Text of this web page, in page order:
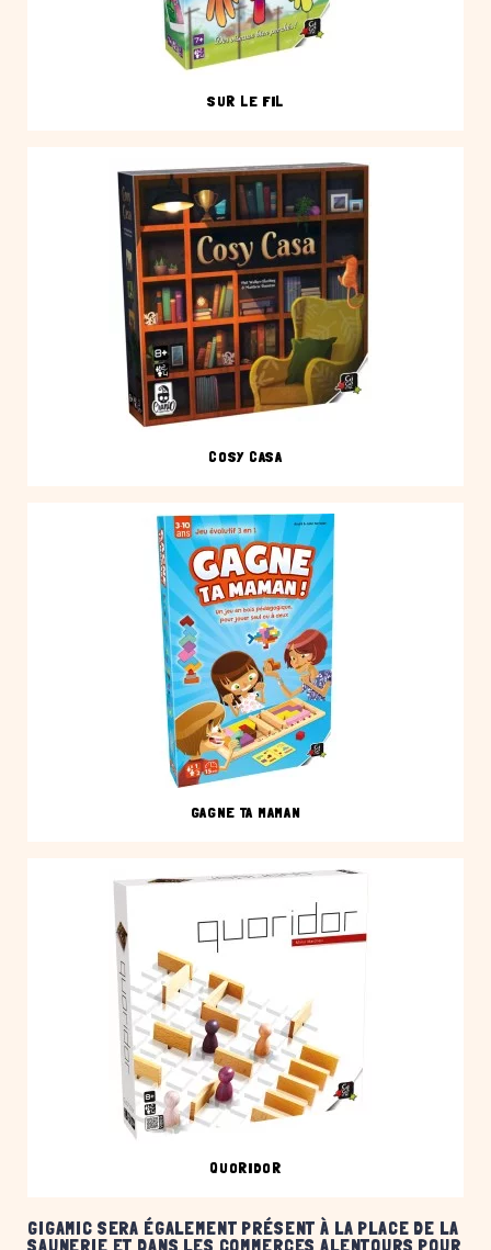
SUR LE FIL
COSY CASA
GAGNE TA MAMAN
QUORIDOR
GIGAMIC SERA ÉGALEMENT PRÉSENT À LA PLACE DE LA